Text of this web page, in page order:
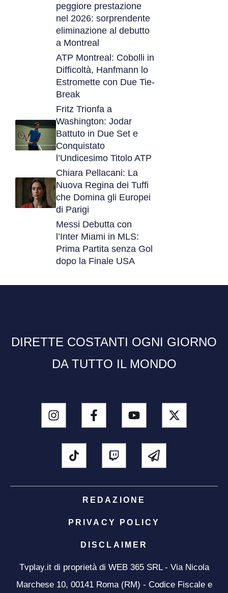
peggiore prestazione
nel 2026: sorprendente
eliminazione al debutto
a Montreal
ATP Montreal: Cobolli in
Difficoltà, Hanfmann lo
Estromette con Due Tie-
Break
Fritz Trionfa a
Washington: Jodar
Battuto in Due Set e
Conquistato
l’Undicesimo Titolo ATP
Chiara Pellacani: La
Nuova Regina dei Tuffi
che Domina gli Europei
di Parigi
Messi Debutta con
l’Inter Miami in MLS:
Prima Partita senza Gol
dopo la Finale USA
DIRETTE COSTANTI OGNI GIORNO
DA TUTTO IL MONDO
REDAZIONE
PRIVACY POLICY
DISCLAIMER
Tvplay.it di proprietà di WEB 365 SRL - Via Nicola
Marchese 10, 00141 Roma (RM) - Codice Fiscale e